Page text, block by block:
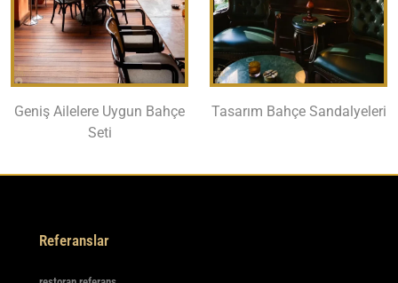
Geniş Ailelere Uygun Bahçe
Seti
Tasarım Bahçe Sandalyeleri
Referanslar